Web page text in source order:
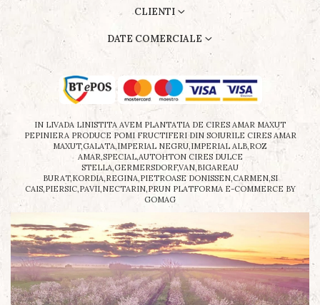
CLIENTI
DATE COMERCIALE
IN LIVADA LINISTITA AVEM PLANTATIA DE CIRES AMAR MAXUT
PEPINIERA PRODUCE POMI FRUCTIFERI DIN SOIURILE CIRES AMAR
MAXUT,GALATA,IMPERIAL NEGRU,IMPERIAL ALB,ROZ
AMAR,SPECIAL,AUTOHTON CIRES DULCE
STELLA,GERMERSDORF,VAN,BIGAREAU
BURAT,KORDIA,REGINA,PIETROASE DONISSEN,CARMEN,SI
CAIS,PIERSIC,PAVII,NECTARIN,PRUN PLATFORMA E-COMMERCE BY
GOMAG